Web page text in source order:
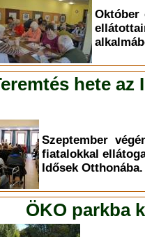
Október
hete az
Szeptember
fiatalokkal
Idősek Otthonába.
ÖKO parkba